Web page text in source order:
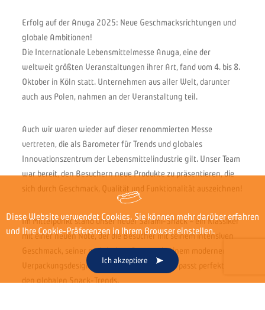
Erfolg auf der Anuga 2025: Neue Geschmacksrichtungen und
globale Ambitionen!
Die Internationale Lebensmittelmesse Anuga, eine der
weltweit größten Veranstaltungen ihrer Art, fand vom 4. bis 8.
Oktober in Köln statt. Unternehmen aus aller Welt, darunter
auch aus Polen, nahmen an der Veranstaltung teil.
Auch wir waren wieder auf dieser renommierten Messe
vertreten, die als Barometer für Trends und globales
Innovationszentrum der Lebensmittelindustrie gilt. Unser Team
war bereit, den Besuchern neue Produkte zu präsentieren, die
sich durch Geschmack, Qualität und Funktionalität auszeichnen!
Im Mittelpunkt stand unser neuer Salami-Snack – ein Klassiker
mit einer neuen Note, der die Besucher mit seinem intensiven
Geschmack, seiner praktischen Form und seinem modernen
Verpackungsdesign überzeugte. Das Produkt passt perfekt zu
den globalen Snack-Trends.
Diese Website verwendet Cookies. Sie können mehr darüber erfahren
und Ihre Cookie-Präferenzen in Ihrem Browser einstellen.
Ich akzeptiere